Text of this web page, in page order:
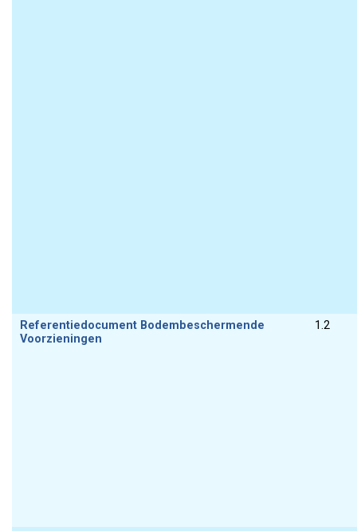
Referentiedocument Bodembeschermende
Voorzieningen
1.2